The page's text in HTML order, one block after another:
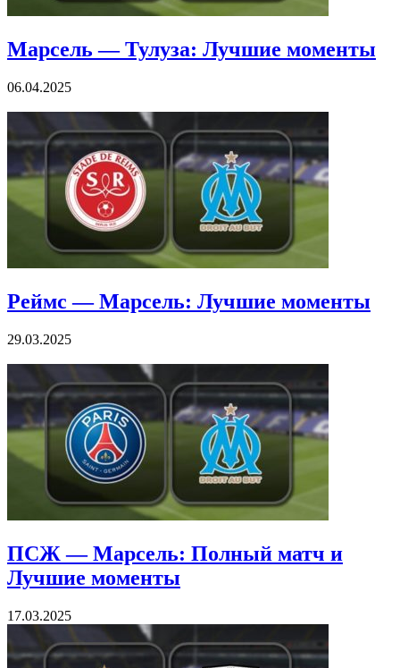
Марсель — Тулуза: Лучшие моменты
06.04.2025
Реймс — Марсель: Лучшие моменты
29.03.2025
ПСЖ — Марсель: Полный матч и
Лучшие моменты
17.03.2025